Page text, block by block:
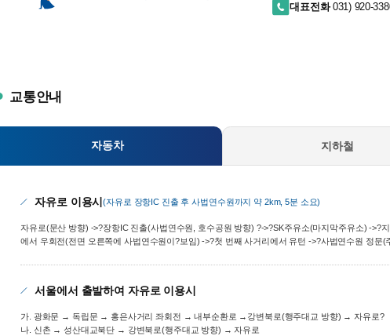
대표전화 031) 920-
교통안내
자동차 지하철
자유로 이용시(자유로 장항IC 진출 후 사법연수원까지 약 2km, 5분 소요)
자유로(문산 방향) ->?장항IC 진출(사법연수원, 호수공원 방향) ?->?SK주유소(마지막주유소) ->?
에서 우회전(전면 오른쪽에 사법연수원이?보임) ->?첫 번째 사거리에서 유턴 ->?사법연수원 정문(
서울에서 출발하여 자유로 이용시
가. 광화문 → 독립문 → 홍은사거리 좌회전 → 내부순환로 →강변북로(행주대교 방향) → 자유로?
나. 신촌 → 성산대교북단 → 강변북로(행주대교 방향) → 자유로